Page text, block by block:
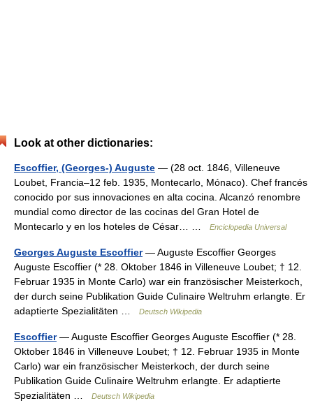
Look at other dictionaries:
Escoffier, (Georges-) Auguste — (28 oct. 1846, Villeneuve
Loubet, Francia–12 feb. 1935, Montecarlo, Mónaco). Chef francés
conocido por sus innovaciones en alta cocina. Alcanzó renombre
mundial como director de las cocinas del Gran Hotel de
Montecarlo y en los hoteles de César… …
Enciclopedia Universal
Georges Auguste Escoffier— Auguste Escoffier Georges
Auguste Escoffier (* 28. Oktober 1846 in Villeneuve Loubet; † 12.
Februar 1935 in Monte Carlo) war ein französischer Meisterkoch,
der durch seine Publikation Guide Culinaire Weltruhm erlangte. Er
adaptierte Spezialitäten …
Deutsch Wikipedia
Escoffier— Auguste Escoffier Georges Auguste Escoffier (* 28.
Oktober 1846 in Villeneuve Loubet; † 12. Februar 1935 in Monte
Carlo) war ein französischer Meisterkoch, der durch seine
Publikation Guide Culinaire Weltruhm erlangte. Er adaptierte
Spezialitäten …
Deutsch Wikipedia